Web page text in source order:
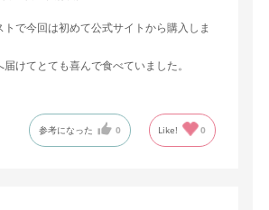
で今回は初めて公式サイトから購入しま
けてとても喜んで食べていました。
参考になった 0 Like! 0